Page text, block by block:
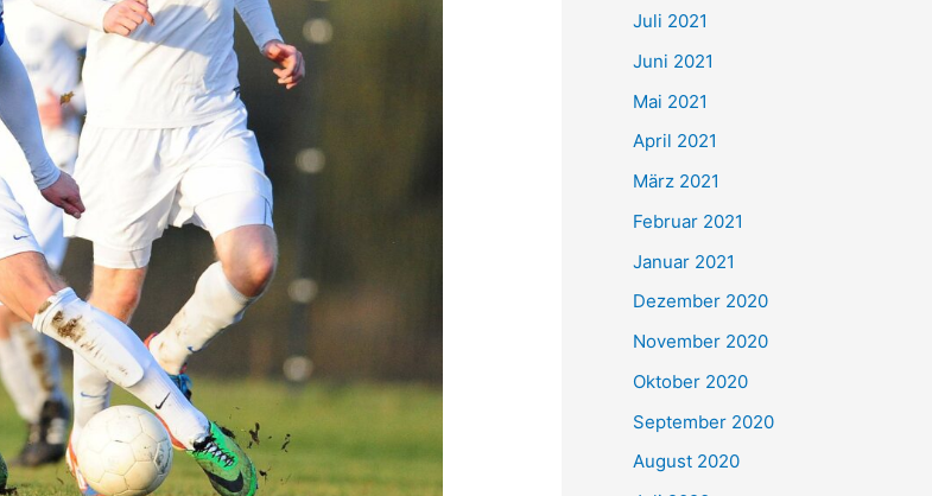
h
:
Juli 2021
Juni 2021
Mai 2021
April 2021
März 2021
Februar 2021
Januar 2021
Dezember 2020
November 2020
Oktober 2020
September 2020
August 2020